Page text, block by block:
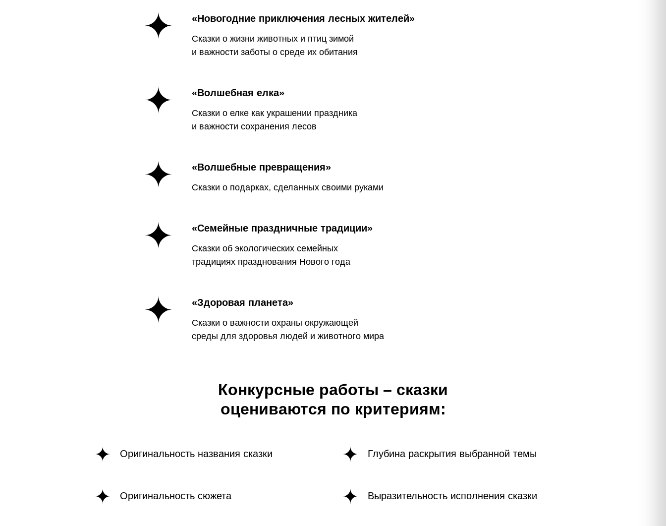
«Новогодние приключения лесных жителей»
Сказки о жизни животных и птиц зимой
и важности заботы о среде их обитания
«Волшебная елка»
Сказки о елке как украшении праздника
и важности сохранения лесов
«Волшебные превращения»
Cказки о подарках, сделанных своими руками
«Семейные праздничные традиции»
Cказки об экологических семейных
традициях празднования Нового года
«Здоровая планета»
Сказки о важности охраны окружающей
среды для здоровья людей и животного мира
Конкурсные работы – сказки
оцениваются по критериям:
Оригинальность названия сказки Глубина раскрытия выбранной темы
Оригинальность сюжета Выразительность исполнения сказки